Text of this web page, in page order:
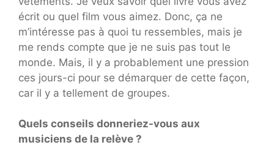
écrit ou quel film vous aimez. Donc, ça ne
m’intéresse pas à quoi tu ressembles, mais je
me rends compte que je ne suis pas tout le
monde. Mais, il y a probablement une pression
ces jours-ci pour se démarquer de cette façon,
car il y a tellement de groupes.
Quels conseils donneriez-vous aux
musiciens de la relève ?